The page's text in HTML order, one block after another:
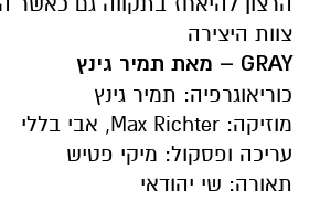
מוזיקה: Max Richter, אבי בללי
עריכה ופסקול: מיקי פטיש
תאורה: שי יהודאי
תלבושות: עמליה יקיר
Cherry Pink – מאת איציק גלילי
כוריאוגרפיה ותלבושות: איציק גלילי